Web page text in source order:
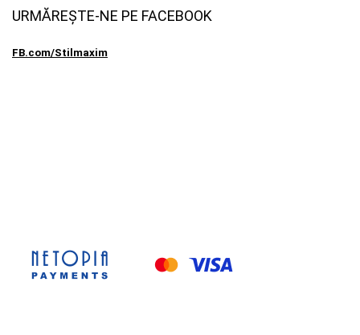
URMĂREȘTE-NE PE FACEBOOK
FB.com/Stilmaxim